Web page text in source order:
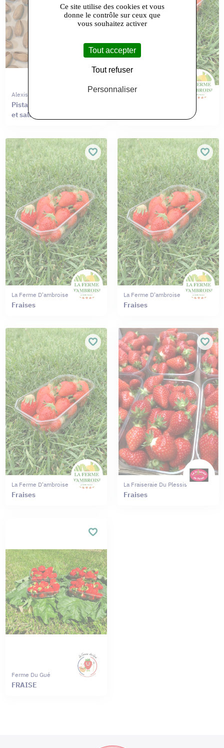
Alexis Lepers
Pistaches Akbari torréfiées
et salées (1,5%)
La Ferme D'ambroise
La Ferme D'ambroise
Fraises
La Ferme D'ambroise
Fraises
La Ferme D'ambroise
Fraises
La Fraiseraie Du Plessis
Fraises
Ferme Du Gué
FRAISE
Ce site utilise des cookies et vous
donne le contrôle sur ceux que
vous souhaitez activer
Tout accepter
Tout refuser
Personnaliser